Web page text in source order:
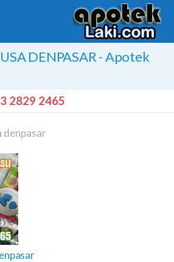
DENPASAR- Apotek
2829 2465
denpasar